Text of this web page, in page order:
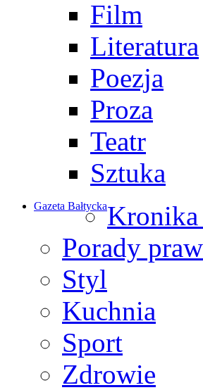
Film
Literatura
Poezja
Proza
Teatr
Sztuka
Gazeta Bałtycka
Porady
Styl
Kuchnia
Sport
Zdrowie